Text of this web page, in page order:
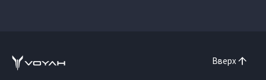
Вверх